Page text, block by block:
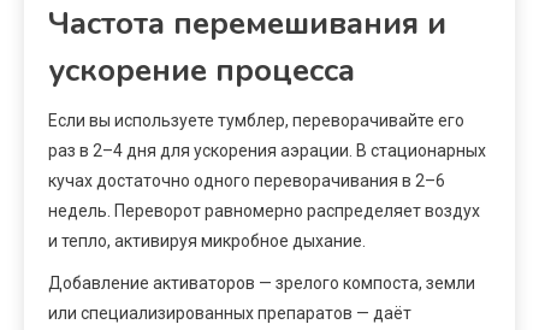
Частота перемешивания и
ускорение процесса
Если вы используете тумблер, переворачивайте его
раз в 2–4 дня для ускорения аэрации. В стационарных
кучах достаточно одного переворачивания в 2–6
недель. Переворот равномерно распределяет воздух
и тепло, активируя микробное дыхание.
Добавление активаторов — зрелого компоста, земли
или специализированных препаратов — даёт